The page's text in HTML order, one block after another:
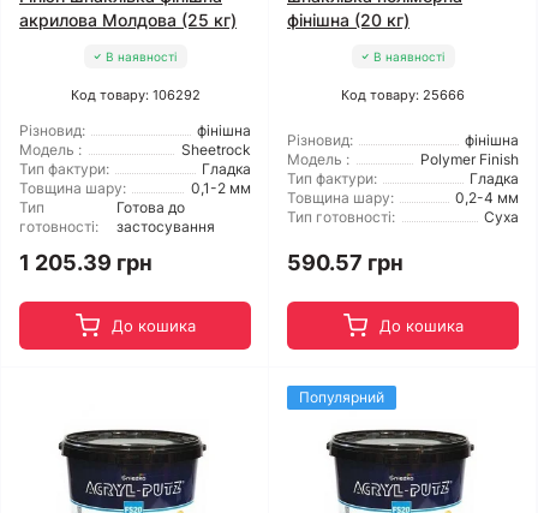
акрилова Молдова (25 кг)
В наявності
Код товару: 106292
Різновид:
фінішна
Модель :
Sheetrock
Тип фактури:
Гладка
Товщина шару:
0,1-2 мм
Тип
готовності:
Готова до
застосування
1 205.39 грн
До кошика
фінішна (20 кг)
В наявності
Код товару: 25666
Різновид:
фінішна
Модель :
Polymer Finish
Тип фактури:
Гладка
Товщина шару:
0,2-4 мм
Тип готовності:
Суха
590.57 грн
До кошика
Популярний